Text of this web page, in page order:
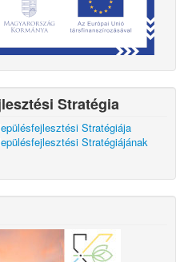
Stratégia
Stratégiája
Stratégiájának